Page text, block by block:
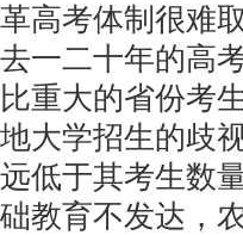
革高考体制很难
去一二十年的高
比重大的省份考
地大学招生的歧
远低于其考生数
础教育不发达，